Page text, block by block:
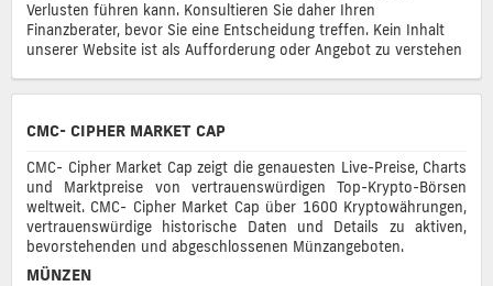
Verlusten führen kann. Konsultieren Sie daher Ihren
Finanzberater, bevor Sie eine Entscheidung treffen. Kein Inhalt
unserer Website ist als Aufforderung oder Angebot zu verstehen
CMC- CIPHER MARKET CAP
CMC- Cipher Market Cap zeigt die genauesten Live-Preise, Charts
und Marktpreise von vertrauenswürdigen Top-Krypto-Börsen
weltweit. CMC- Cipher Market Cap über 1600 Kryptowährungen,
vertrauenswürdige historische Daten und Details zu aktiven,
bevorstehenden und abgeschlossenen Münzangeboten.
MÜNZEN